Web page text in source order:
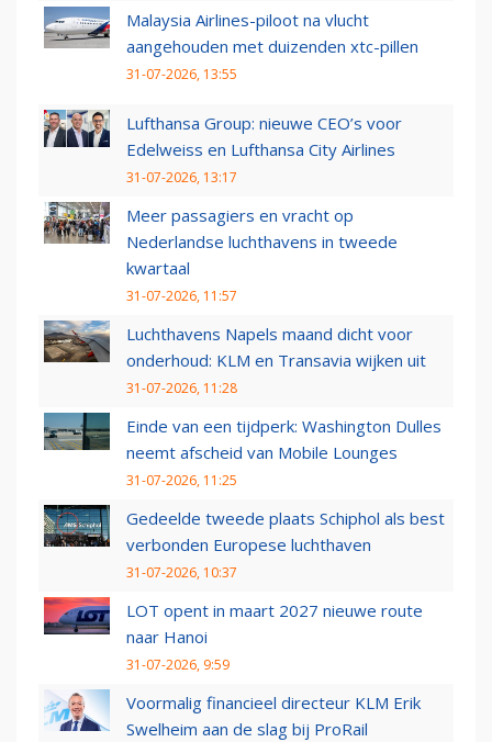
Malaysia Airlines-piloot na vlucht
aangehouden met duizenden xtc-pillen
31-07-2026, 13:55
Lufthansa Group: nieuwe CEO’s voor
Edelweiss en Lufthansa City Airlines
31-07-2026, 13:17
Meer passagiers en vracht op
Nederlandse luchthavens in tweede
kwartaal
31-07-2026, 11:57
Luchthavens Napels maand dicht voor
onderhoud: KLM en Transavia wijken uit
31-07-2026, 11:28
Einde van een tijdperk: Washington Dulles
neemt afscheid van Mobile Lounges
31-07-2026, 11:25
Gedeelde tweede plaats Schiphol als best
verbonden Europese luchthaven
31-07-2026, 10:37
LOT opent in maart 2027 nieuwe route
naar Hanoi
31-07-2026, 9:59
Voormalig financieel directeur KLM Erik
Swelheim aan de slag bij ProRail